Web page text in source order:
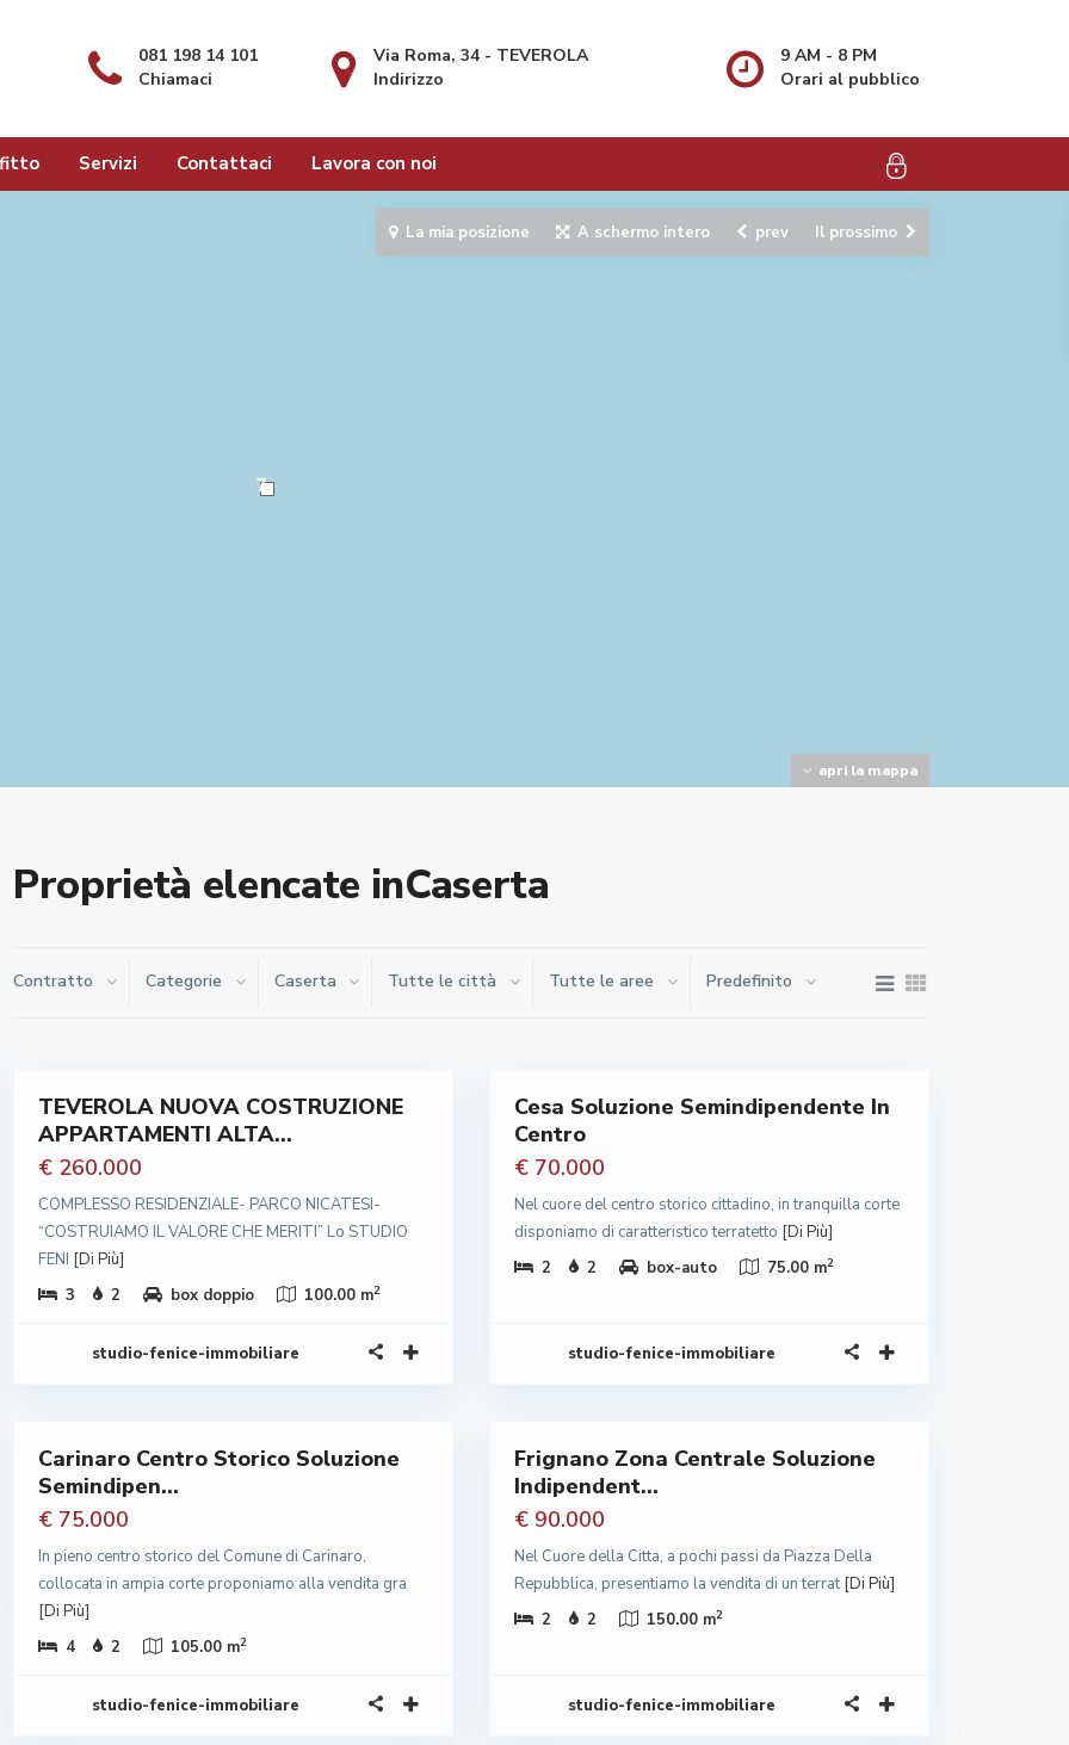
081 198 14 101
Chiamaci
Via Roma, 34 - TEVEROLA
Indirizzo
9 AM - 8 PM
Orari al pubblico
Servizi Contattaci Lavora con noi
7
apri la mappa
La mia posizione A schermo intero prev Il prossimo
Proprietà elencate inCaserta
Contratto Categorie Caserta Tutte le città Tutte le aree Predefinito
TEVEROLA NUOVA COSTRUZIONE
APPARTAMENTI ALTA...
€ 260.000
COMPLESSO RESIDENZIALE- PARCO NICATESI-
“COSTRUIAMO IL VALORE CHE MERITI” Lo STUDIO
FENI [Di Più]
3
2 box doppio 100.00 m2
studio-fenice-immobiliare
Cesa Soluzione Semindipendente In
Centro
€ 70.000
Nel cuore del centro storico cittadino, in tranquilla corte
disponiamo di caratteristico terratetto [Di Più]
2
2 box-auto 75.00 m2
studio-fenice-immobiliare
Carinaro Centro Storico Soluzione
Semindipen...
€ 75.000
In pieno centro storico del Comune di Carinaro,
collocata in ampia corte proponiamo alla vendita gra
[Di Più]
4
2 105.00 m2
studio-fenice-immobiliare
Frignano Zona Centrale Soluzione
Indipendent...
€ 90.000
Nel Cuore della Citta, a pochi passi da Piazza Della
Repubblica, presentiamo la vendita di un terrat [Di Più]
2
2 150.00 m2
studio-fenice-immobiliare